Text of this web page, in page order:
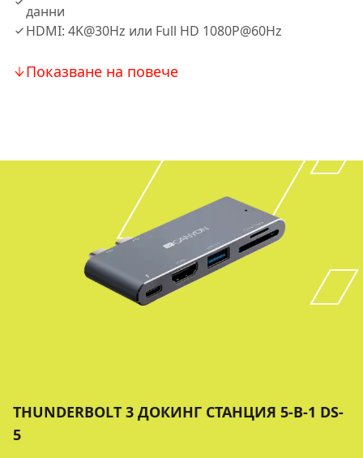
данни
HDMI: 4K@30Hz или Full HD 1080P@60Hz
Показване на повече
THUNDERBOLT 3 ДОКИНГ СТАНЦИЯ 5-В-1 DS-
5